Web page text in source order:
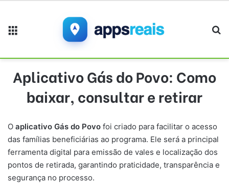
Aplicativo Gás do Povo: Como
baixar, consultar e retirar
O aplicativo Gás do Povo foi criado para facilitar o acesso
das famílias beneficiárias ao programa. Ele será a principal
ferramenta digital para emissão de vales e localização dos
pontos de retirada, garantindo praticidade, transparência e
segurança no processo.